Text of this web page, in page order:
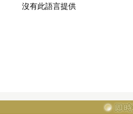
沒有此語言提供